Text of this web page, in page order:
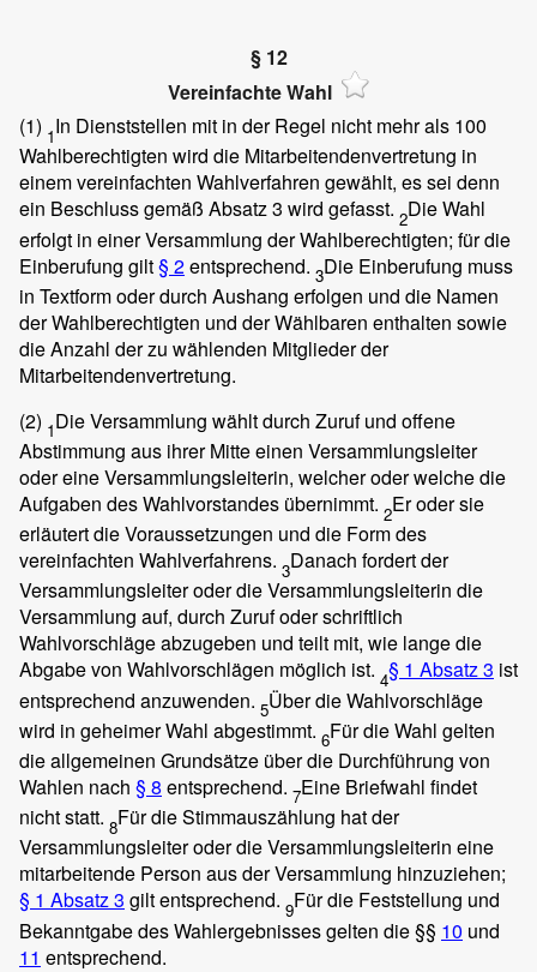
§ 12
Vereinfachte Wahl
(1) 1In Dienststellen mit in der Regel nicht mehr als 100
Wahlberechtigten wird die Mitarbeitendenvertretung in
einem vereinfachten Wahlverfahren gewählt, es sei denn
ein Beschluss gemäß Absatz 3 wird gefasst. 2Die Wahl
erfolgt in einer Versammlung der Wahlberechtigten; für die
Einberufung gilt§ 2entsprechend. 3Die Einberufung muss
in Textform oder durch Aushang erfolgen und die Namen
der Wahlberechtigten und der Wählbaren enthalten sowie
die Anzahl der zu wählenden Mitglieder der
Mitarbeitendenvertretung.
(2) 1Die Versammlung wählt durch Zuruf und offene
Abstimmung aus ihrer Mitte einen Versammlungsleiter
oder eine Versammlungsleiterin, welcher oder welche die
Aufgaben des Wahlvorstandes übernimmt. 2Er oder sie
erläutert die Voraussetzungen und die Form des
vereinfachten Wahlverfahrens. 3Danach fordert der
Versammlungsleiter oder die Versammlungsleiterin die
Versammlung auf, durch Zuruf oder schriftlich
Wahlvorschläge abzugeben und teilt mit, wie lange die
Abgabe von Wahlvorschlägen möglich ist. 4§ 1 Absatz 3 ist
entsprechend anzuwenden. 5Über die Wahlvorschläge
wird in geheimer Wahl abgestimmt. 6Für die Wahl gelten
die allgemeinen Grundsätze über die Durchführung von
Wahlen nach § 8 entsprechend. 7Eine Briefwahl findet
nicht statt. 8Für die Stimmauszählung hat der
Versammlungsleiter oder die Versammlungsleiterin eine
mitarbeitende Person aus der Versammlung hinzuziehen;
§ 1 Absatz 3 gilt entsprechend. 9Für die Feststellung und
Bekanntgabe des Wahlergebnisses gelten die §§ 10 und
11 entsprechend.